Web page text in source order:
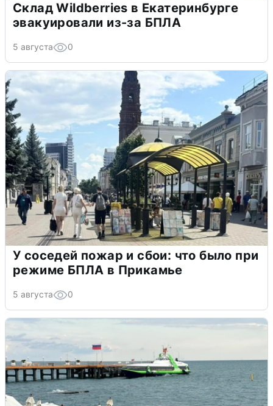
Склад Wildberries в Екатеринбурге
эвакуировали из-за БПЛА
5 августа 0
У соседей пожар и сбои: что было при
режиме БПЛА в Прикамье
5 августа 0